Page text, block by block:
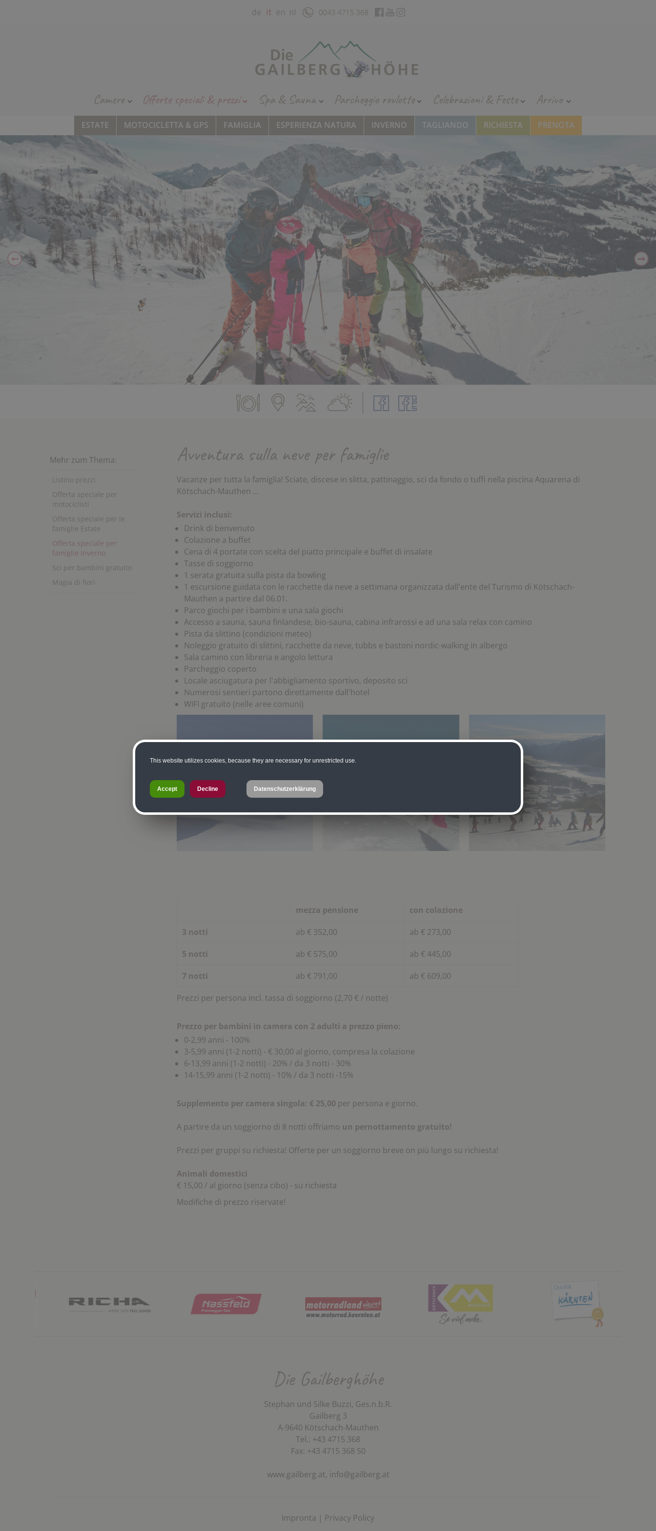
Camere Offerte speciali & prezzi Spa & Sauna Parcheggio roulotte Celebrazioni & Feste Arrivo
ESTATE MOTOCICLETTA & GPS FAMIGLIA ESPERIENZA NATURA INVERNO TAGLIANDO RICHIESTA PRENOTA
Mehr zum Thema:
Listino prezzi
Offerta speciale per
motociclisti
Offerta speciale per le
famiglie Estate
Offerta speciale per
famiglie Inverno
Sci per bambini gratuito
Magia di fiori
Avventura sulla neve per famiglie
Vacanze per tutta la famiglia! Sciate, discese in slitta, pattinaggio, sci da fondo o tuffi nella piscina Aquarena di
Kötschach-Mauthen ...
Servizi inclusi:
Drink di benvenuto
Colazione a buffet
Cena di 4 portate con scelta del piatto principale e buffet di insalate
Tasse di soggiorno
1 serata gratuita sulla pista da bowling
1 escursione guidata con le racchette da neve a settimana organizzata dall'ente del Turismo di Kötschach-
Mauthen a partire dal 06.01.
Parco giochi per i bambini e una sala giochi
Accesso a sauna, sauna finlandese, bio-sauna, cabina infrarossi e ad una sala relax con camino
Pista da slittino (condizioni meteo)
Noleggio gratuito di slittini, racchette da neve, tubbs e bastoni nordic-walking in albergo
Sala camino con libreria e angolo lettura
Parcheggio coperto
Locale asciugatura per l'abbigliamento sportivo, deposito sci
Numerosi sentieri partono direttamente dall'hotel
WIFI gratuito (nelle aree comuni)
mezza pensione con colazione
3 notti ab € 352,00 ab € 273,00
5 notti ab € 575,00 ab € 445,00
7 notti ab € 791,00 ab € 609,00
Prezzi per persona incl. tassa di soggiorno (2,70 € / notte)
Prezzo per bambini in camera con 2 adulti a prezzo pieno:
0-2,99 anni - 100%
3-5,99 anni (1-2 notti) - € 30,00 al giorno, compresa la colazione
6-13,99 anni (1-2 notti) - 20% / da 3 notti - 30%
14-15,99 anni (1-2 notti) - 10% / da 3 notti -15%
Supplemento per camera singola: € 25,00 per persona e giorno.
A partire da un soggiorno di 8 notti offriamo un pernottamento gratuito!
Prezzi per gruppi su richiesta! Offerte per un soggiorno breve on più lungo su richiesta!
Animali domestici
€ 15,00 / al giorno (senza cibo) - su richiesta
Modifiche di prezzo riservate!
Die Gailberghöhe
Stephan und Silke Buzzi, Ges.n.b.R.
Gailberg 3
A-9640 Kötschach-Mauthen
Tel.: +43 4715 368
Fax: +43 4715 368 50
www.gailberg.at, info@gailberg.at
Impronta | Privacy Policy
This website utilizes cookies, because they are necessary for unrestricted use.
Accept Decline Datenschutzerklärung